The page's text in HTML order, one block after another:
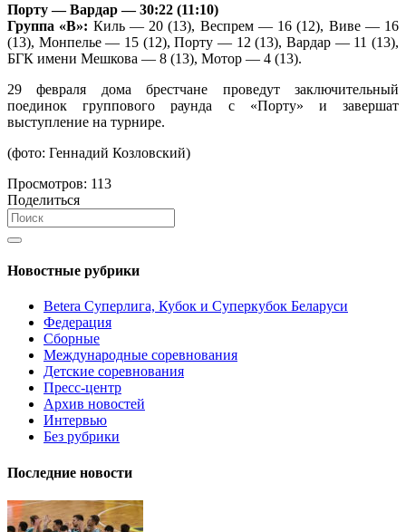
Порту — Вардар — 30:22 (11:10)
Группа «В»: Киль — 20 (13), Веспрем — 16 (12), Виве — 16
(13), Монпелье — 15 (12), Порту — 12 (13), Вардар — 11 (13),
БГК имени Мешкова — 8 (13), Мотор — 4 (13).
29 февраля дома брестчане проведут заключительный
поединок группового раунда с «Порту» и завершат
выступление на турнире.
(фото: Геннадий Козловский)
Просмотров: 113
Поделиться
Новостные рубрики
Betera Суперлига, Кубок и Суперкубок Беларуси
Федерация
Сборные
Международные соревнования
Детские соревнования
Пресс-центр
Архив новостей
Интервью
Без рубрики
Последние новости